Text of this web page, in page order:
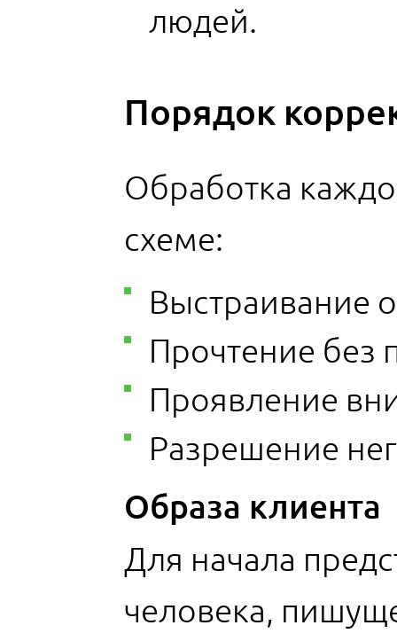
людей.
Порядок
Обработка
схеме:
Выстраивание
Прочтение без
Проявление
Разрешение
Образа клиента
Для начала
человека,